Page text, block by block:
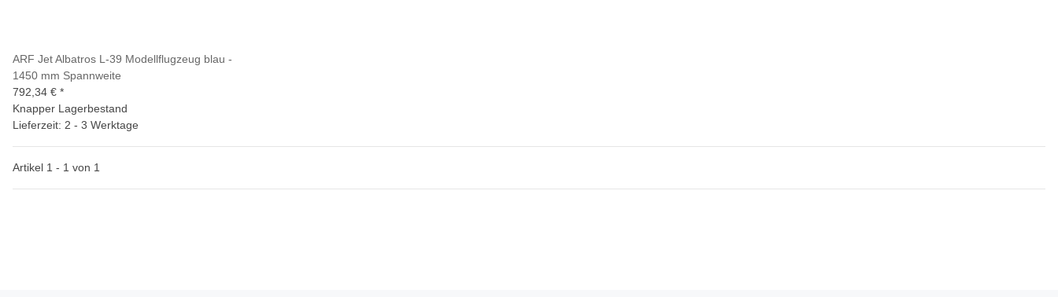
ARF Jet Albatros L-39 Modellflugzeug blau -
1450 mm Spannweite
792,34 € *
Knapper Lagerbestand
Lieferzeit: 2 - 3 Werktage
Artikel 1 - 1 von 1